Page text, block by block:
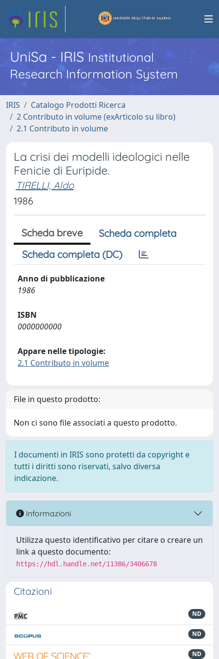
UniSa - IRISInstitutional
Research Information System
IRIS
Catalogo Prodotti Ricerca
2 Contributo in volume (exArticolo su libro)
2.1 Contributo in volume
La crisi dei modelli ideologici nelle
Fenicie di Euripide.
TIRELLI, Aldo
1986
Scheda breve
Scheda completa
Scheda completa (DC)
Anno di pubblicazione
1986
ISBN
0000000000
Appare nelle tipologie:
2.1 Contributo in volume
File in questo prodotto:
Non ci sono file associati a questo prodotto.
I documenti in IRIS sono protetti da copyright e
tutti i diritti sono riservati, salvo diversa
indicazione.
Informazioni
Utilizza questo identificativo per citare o creare un
link a questo documento:
https://hdl.handle.net/11386/3406678
Citazioni
ND
ND
ND